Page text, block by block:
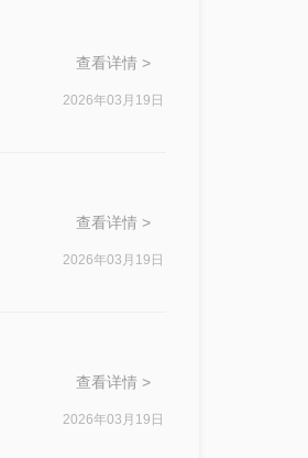
查看详情 >
2026年03月19日
查看详情 >
2026年03月19日
查看详情 >
2026年03月19日